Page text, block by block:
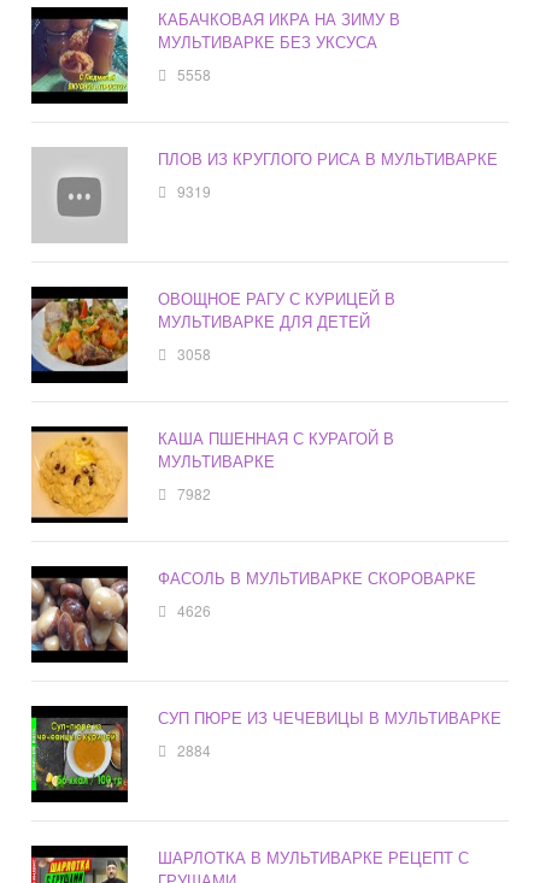
КАБАЧКОВАЯ ИКРА НА ЗИМУ В
МУЛЬТИВАРКЕ БЕЗ УКСУСА
5558
ПЛОВ ИЗ КРУГЛОГО РИСА В МУЛЬТИВАРКЕ
9319
ОВОЩНОЕ РАГУ С КУРИЦЕЙ В
МУЛЬТИВАРКЕ ДЛЯ ДЕТЕЙ
3058
КАША ПШЕННАЯ С КУРАГОЙ В
МУЛЬТИВАРКЕ
7982
ФАСОЛЬ В МУЛЬТИВАРКЕ СКОРОВАРКЕ
4626
СУП ПЮРЕ ИЗ ЧЕЧЕВИЦЫ В МУЛЬТИВАРКЕ
2884
ШАРЛОТКА В МУЛЬТИВАРКЕ РЕЦЕПТ С